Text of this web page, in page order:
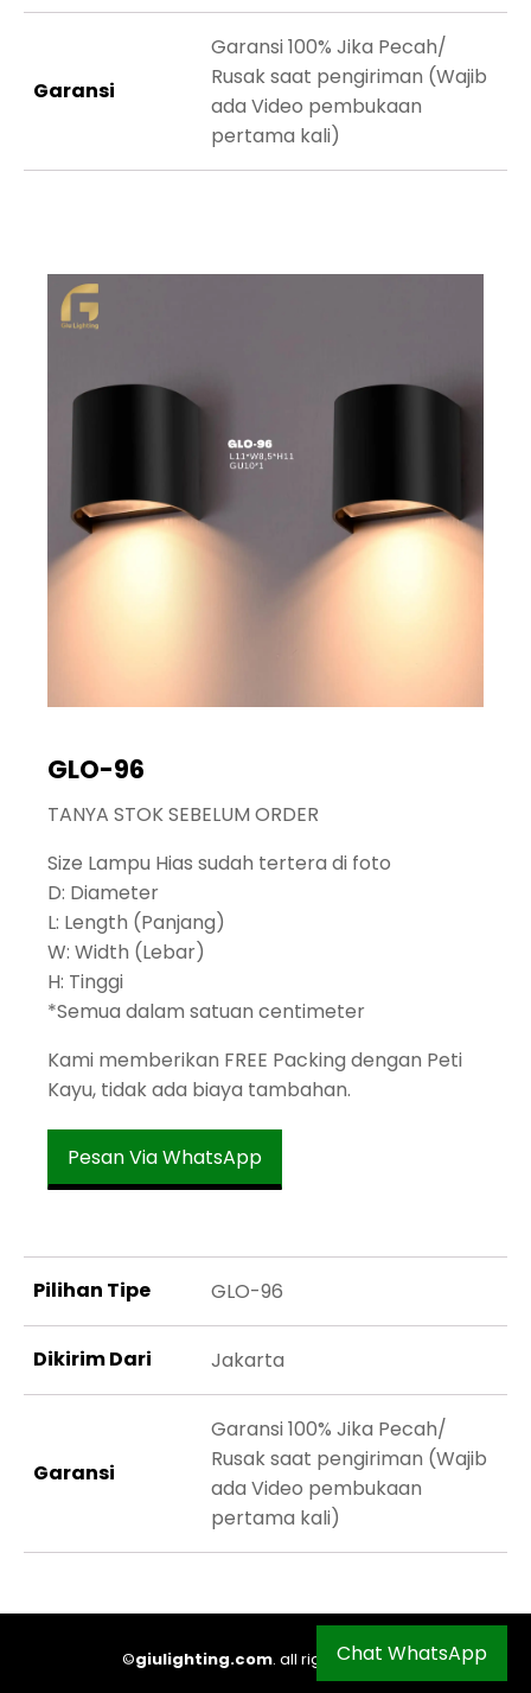
Garansi
Garansi 100% Jika Pecah/
Rusak saat pengiriman (Wajib
ada Video pembukaan
pertama kali)
GLO-96
TANYA STOK SEBELUM ORDER
Size Lampu Hias sudah tertera di foto
D: Diameter
L: Length (Panjang)
W: Width (Lebar)
H: Tinggi
*Semua dalam satuan centimeter
Kami memberikan FREE Packing dengan Peti
Kayu, tidak ada biaya tambahan.
Pesan Via WhatsApp
Pilihan Tipe GLO-96
Dikirim Dari Jakarta
Garansi
Garansi 100% Jika Pecah/
Rusak saat pengiriman (Wajib
ada Video pembukaan
pertama kali)
©giulighting.com. all right reserved
Chat WhatsApp